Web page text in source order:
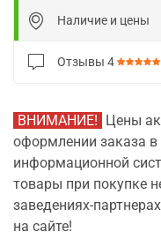
Наличие и цены
Отзывы 4
ВНИМАНИЕ! Цены
оформлении заказа
информационной
товары при покупке
заведениях-
на сайте!